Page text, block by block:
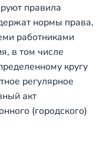
правила
нормы права,
работниками
в том числе
кругу
регулярное
акт
(городского)